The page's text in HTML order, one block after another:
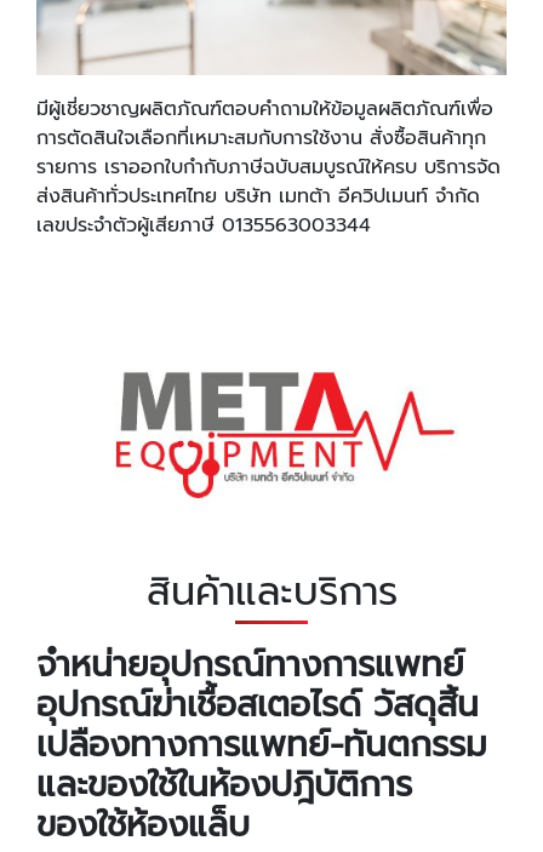
มีผู้เชี่ยวชาญผลิตภัณฑ์ตอบคำถามให้ข้อมูลผลิตภัณฑ์เพื่อ
การตัดสินใจเลือกที่เหมาะสมกับการใช้งาน สั่งซื้อสินค้าทุก
รายการ เราออกใบกำกับภาษีฉบับสมบูรณ์ให้ครบ บริการจัด
ส่งสินค้าทั่วประเทศไทย บริษัท เมทต้า อีควิปเมนท์ จำกัด
เลขประจำตัวผู้เสียภาษี 0135563003344
สินค้าและบริการ
จำหน่ายอุปกรณ์ทางการแพทย์
อุปกรณ์ฆ่าเชื้อสเตอไรด์ วัสดุสิ้น
เปลืองทางการแพทย์-ทันตกรรม
และของใช้ในห้องปฎิบัติการ
ของใช้ห้องแล็บ